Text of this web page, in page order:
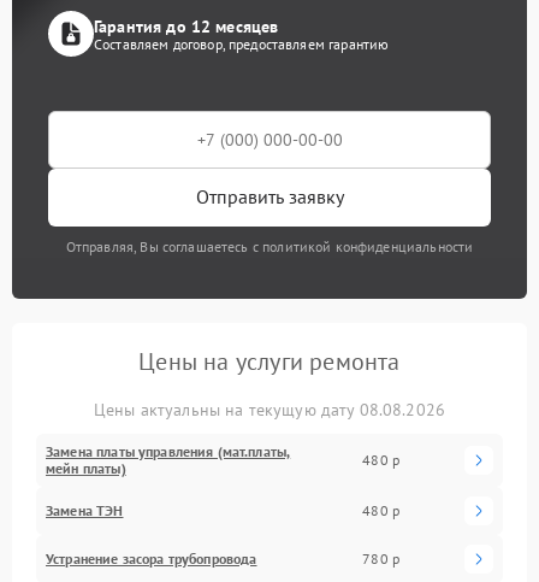
Гарантия до 12 месяцев
Составляем договор, предоставляем гарантию
Отправить заявку
Отправляя, Вы соглашаетесь с политикой конфиденциальности
Цены на услуги ремонта
Цены актуальны на текущую дату 08.08.2026
Замена платы управления (мат.платы,
мейн платы)
480 р
Замена ТЭН 480 р
Устранение засора трубопровода 780 р